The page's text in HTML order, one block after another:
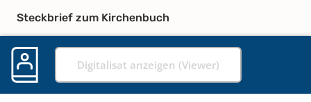
Steckbrief zum Kirchenbuch
Digitalisat anzeigen (Viewer)